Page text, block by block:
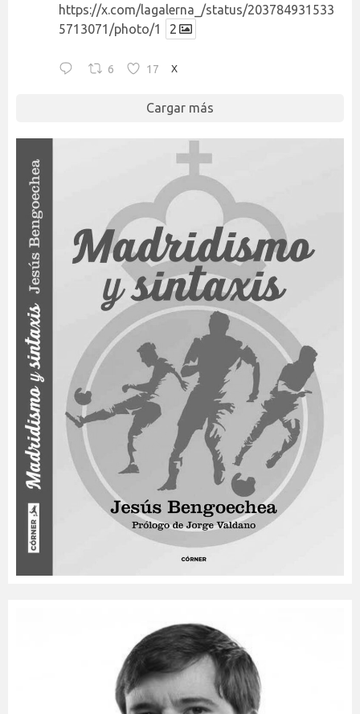
https://x.com/lagalerna_/status/203784931533
5713071/photo/1
2
6 17 X
Cargar más